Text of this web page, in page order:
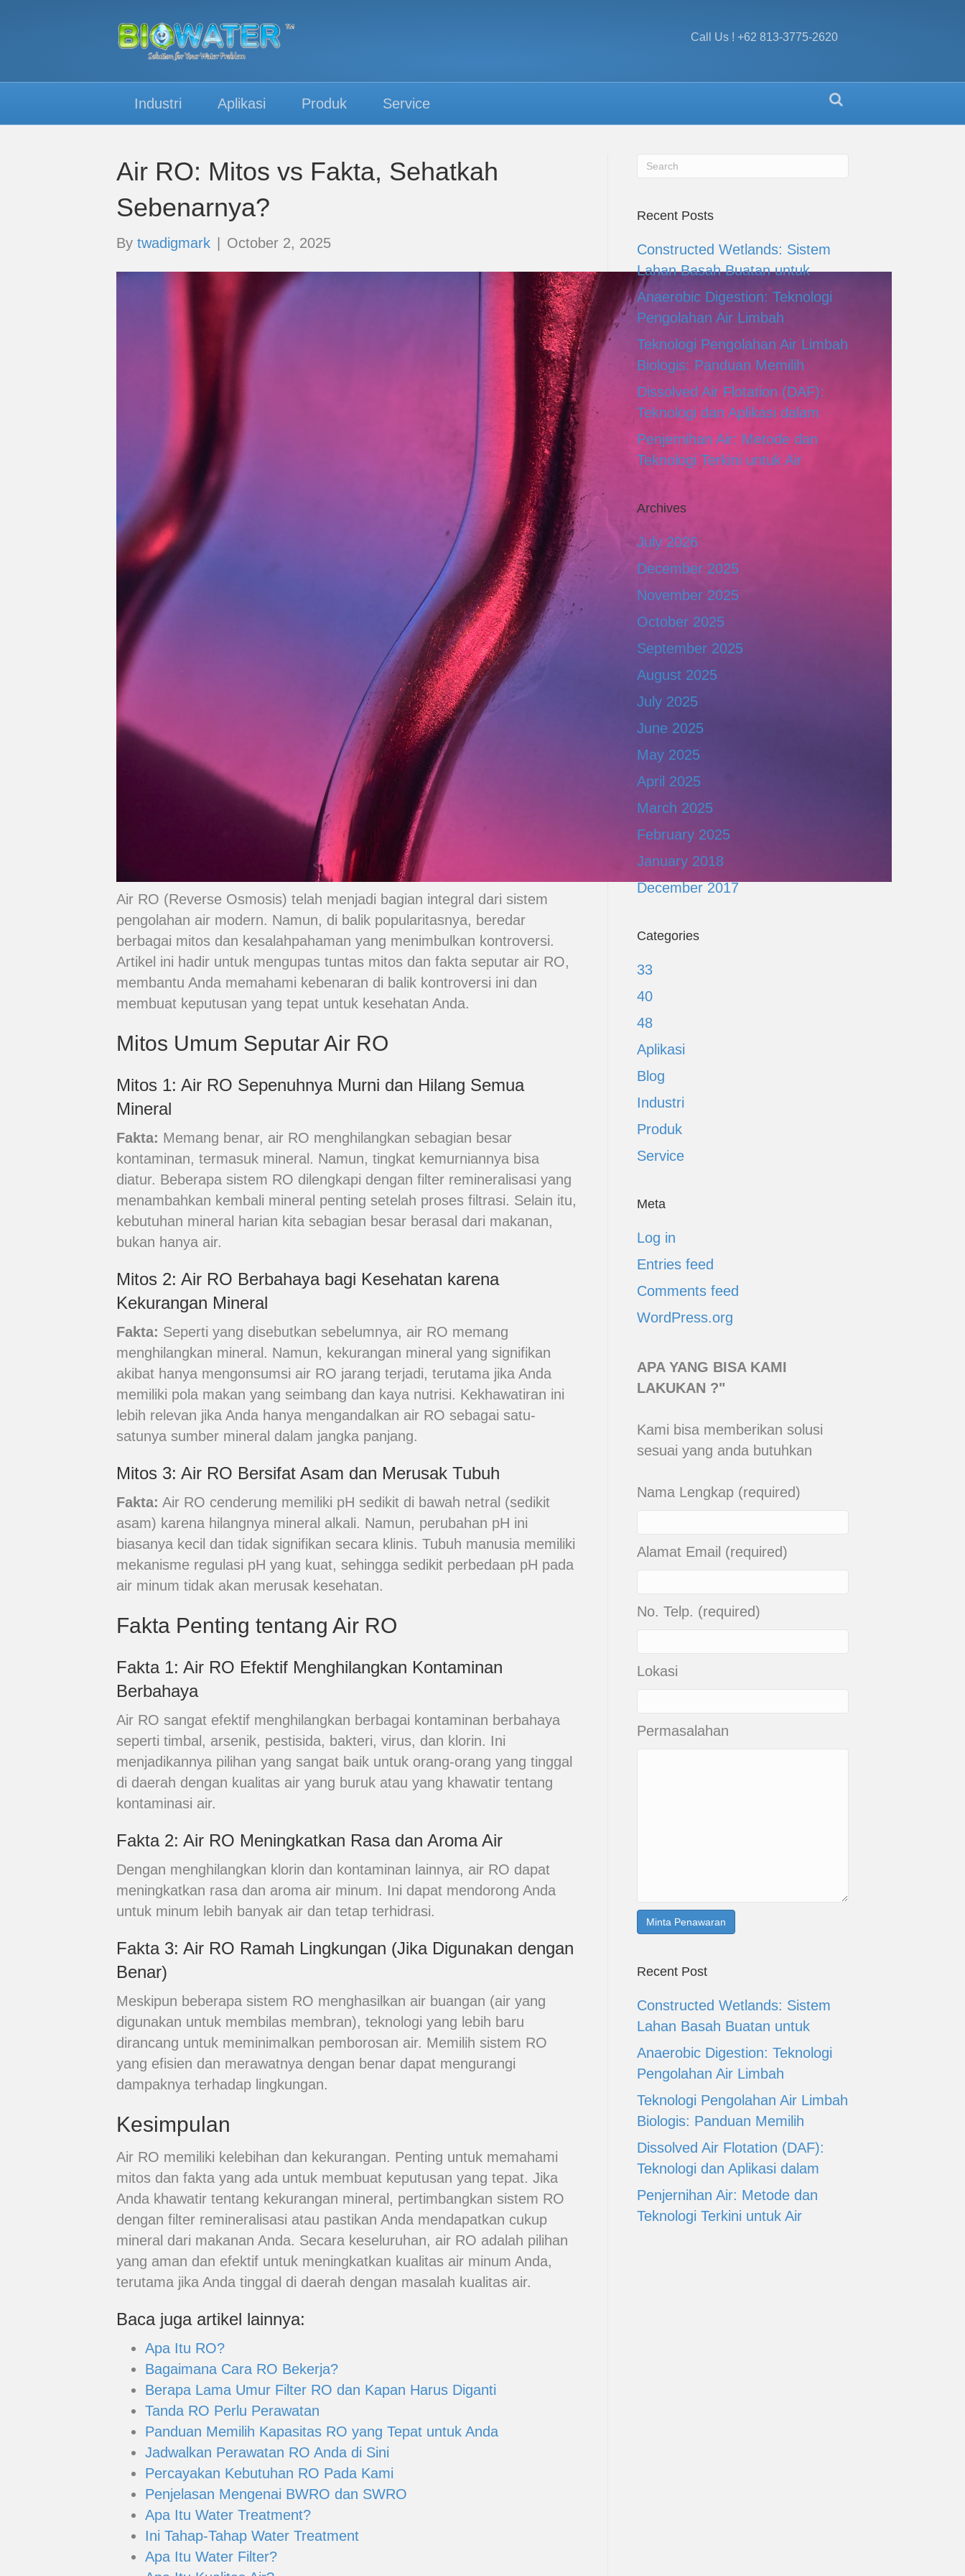
Call Us ! +62 813-3775-2620
Industri Aplikasi Produk Service
Air RO: Mitos vs Fakta, Sehatkah
Sebenarnya?
By twadigmark October 2, 2025
Air RO (Reverse Osmosis) telah menjadi bagian integral dari sistem
pengolahan air modern. Namun, di balik popularitasnya, beredar
berbagai mitos dan kesalahpahaman yang menimbulkan kontroversi.
Artikel ini hadir untuk mengupas tuntas mitos dan fakta seputar air RO,
membantu Anda memahami kebenaran di balik kontroversi ini dan
membuat keputusan yang tepat untuk kesehatan Anda.
Mitos Umum Seputar Air RO
Mitos 1: Air RO Sepenuhnya Murni dan Hilang Semua
Mineral
Fakta: Memang benar, air RO menghilangkan sebagian besar
kontaminan, termasuk mineral. Namun, tingkat kemurniannya bisa
diatur. Beberapa sistem RO dilengkapi dengan filter remineralisasi yang
menambahkan kembali mineral penting setelah proses filtrasi. Selain itu,
kebutuhan mineral harian kita sebagian besar berasal dari makanan,
bukan hanya air.
Mitos 2: Air RO Berbahaya bagi Kesehatan karena
Kekurangan Mineral
Fakta: Seperti yang disebutkan sebelumnya, air RO memang
menghilangkan mineral. Namun, kekurangan mineral yang signifikan
akibat hanya mengonsumsi air RO jarang terjadi, terutama jika Anda
memiliki pola makan yang seimbang dan kaya nutrisi. Kekhawatiran ini
lebih relevan jika Anda hanya mengandalkan air RO sebagai satu-
satunya sumber mineral dalam jangka panjang.
Mitos 3: Air RO Bersifat Asam dan Merusak Tubuh
Fakta: Air RO cenderung memiliki pH sedikit di bawah netral (sedikit
asam) karena hilangnya mineral alkali. Namun, perubahan pH ini
biasanya kecil dan tidak signifikan secara klinis. Tubuh manusia memiliki
mekanisme regulasi pH yang kuat, sehingga sedikit perbedaan pH pada
air minum tidak akan merusak kesehatan.
Fakta Penting tentang Air RO
Fakta 1: Air RO Efektif Menghilangkan Kontaminan
Berbahaya
Air RO sangat efektif menghilangkan berbagai kontaminan berbahaya
seperti timbal, arsenik, pestisida, bakteri, virus, dan klorin. Ini
menjadikannya pilihan yang sangat baik untuk orang-orang yang tinggal
di daerah dengan kualitas air yang buruk atau yang khawatir tentang
kontaminasi air.
Fakta 2: Air RO Meningkatkan Rasa dan Aroma Air
Dengan menghilangkan klorin dan kontaminan lainnya, air RO dapat
meningkatkan rasa dan aroma air minum. Ini dapat mendorong Anda
untuk minum lebih banyak air dan tetap terhidrasi.
Fakta 3: Air RO Ramah Lingkungan (Jika Digunakan dengan
Benar)
Meskipun beberapa sistem RO menghasilkan air buangan (air yang
digunakan untuk membilas membran), teknologi yang lebih baru
dirancang untuk meminimalkan pemborosan air. Memilih sistem RO
yang efisien dan merawatnya dengan benar dapat mengurangi
dampaknya terhadap lingkungan.
Kesimpulan
Air RO memiliki kelebihan dan kekurangan. Penting untuk memahami
mitos dan fakta yang ada untuk membuat keputusan yang tepat. Jika
Anda khawatir tentang kekurangan mineral, pertimbangkan sistem RO
dengan filter remineralisasi atau pastikan Anda mendapatkan cukup
mineral dari makanan Anda. Secara keseluruhan, air RO adalah pilihan
yang aman dan efektif untuk meningkatkan kualitas air minum Anda,
terutama jika Anda tinggal di daerah dengan masalah kualitas air.
Baca juga artikel lainnya:
Apa Itu RO?
Bagaimana Cara RO Bekerja?
Berapa Lama Umur Filter RO dan Kapan Harus Diganti
Tanda RO Perlu Perawatan
Panduan Memilih Kapasitas RO yang Tepat untuk Anda
Jadwalkan Perawatan RO Anda di Sini
Percayakan Kebutuhan RO Pada Kami
Penjelasan Mengenai BWRO dan SWRO
Apa Itu Water Treatment?
Ini Tahap-Tahap Water Treatment
Apa Itu Water Filter?
Recent Posts
Constructed Wetlands: Sistem
Lahan Basah Buatan untuk
Anaerobic Digestion: Teknologi
Pengolahan Air Limbah
Teknologi Pengolahan Air Limbah
Biologis: Panduan Memilih
Dissolved Air Flotation (DAF):
Teknologi dan Aplikasi dalam
Penjernihan Air: Metode dan
Teknologi Terkini untuk Air
Archives
July 2026
December 2025
November 2025
October 2025
September 2025
August 2025
July 2025
June 2025
May 2025
April 2025
March 2025
February 2025
January 2018
December 2017
Categories
33
40
48
Aplikasi
Blog
Industri
Produk
Service
Meta
Log in
Entries feed
Comments feed
WordPress.org
APA YANG BISA KAMI
LAKUKAN ?"
Kami bisa memberikan solusi
sesuai yang anda butuhkan
Nama Lengkap (required)
Alamat Email (required)
No. Telp. (required)
Lokasi
Permasalahan
Recent Post
Constructed Wetlands: Sistem
Lahan Basah Buatan untuk
Anaerobic Digestion: Teknologi
Pengolahan Air Limbah
Teknologi Pengolahan Air Limbah
Biologis: Panduan Memilih
Dissolved Air Flotation (DAF):
Teknologi dan Aplikasi dalam
Penjernihan Air: Metode dan
Teknologi Terkini untuk Air